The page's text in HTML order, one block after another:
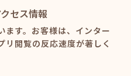
セス情報
す。お客様は、インター
閲覧の反応速度が著しく